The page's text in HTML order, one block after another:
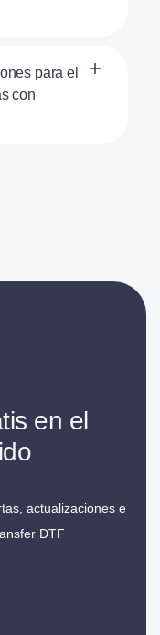
para el
con
en el
actualizaciones e
DTF